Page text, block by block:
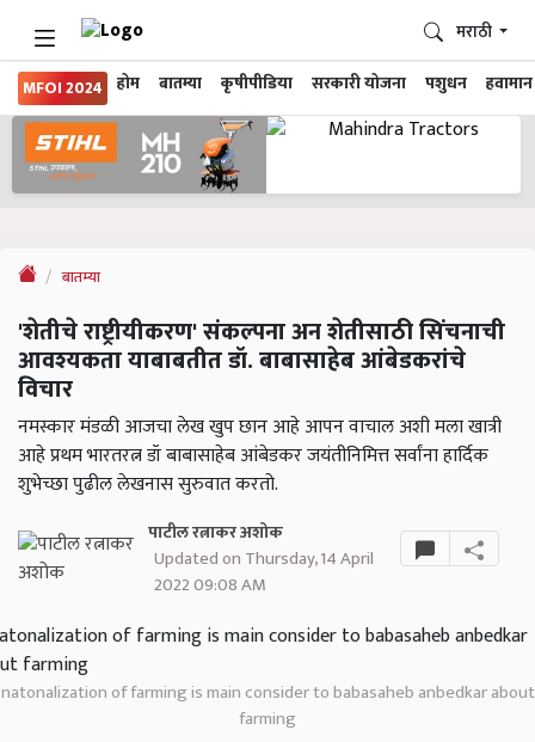
MFOI 2024 होम बातम्या कृषीपीडिया सरकारी योजना पशुधन हवामान
मराठी
बातम्या
'शेतीचे राष्ट्रीयीकरण' संकल्पना अन शेतीसाठी सिंचनाची
आवश्यकता याबाबतीत डॉ. बाबासाहेब आंबेडकरांचे
विचार
नमस्कार मंडळी आजचा लेख खुप छान आहे आपन वाचाल अशी मला खात्री
आहे प्रथम भारतरत्न डॉ बाबासाहेब आंबेडकर जयंतीनिमित्त सर्वांना हार्दिक
शुभेच्छा पुढील लेखनास सुरुवात करतो.
पाटील रत्नाकर अशोक
Updated on Thursday, 14 April
2022 09:08 AM
natonalization of farming is main consider to babasaheb anbedkar about
farming